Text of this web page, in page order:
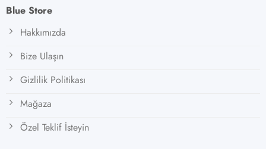
Blue Store
Hakkımızda
Bize Ulaşın
Gizlilik Politikası
Mağaza
Özel Teklif İsteyin